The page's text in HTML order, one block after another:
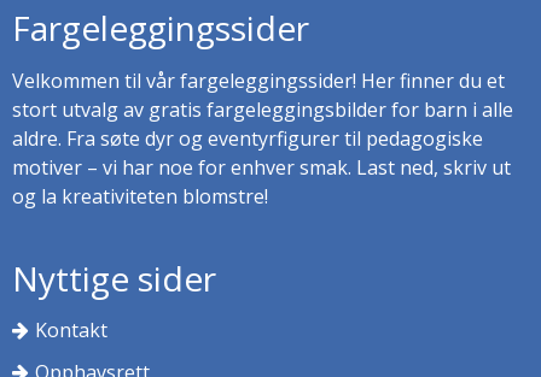
Fargeleggingssider
Velkommen til vår fargeleggingssider! Her finner du et
stort utvalg av gratis fargeleggingsbilder for barn i alle
aldre. Fra søte dyr og eventyrfigurer til pedagogiske
motiver – vi har noe for enhver smak. Last ned, skriv ut
og la kreativiteten blomstre!
Nyttige sider
Kontakt